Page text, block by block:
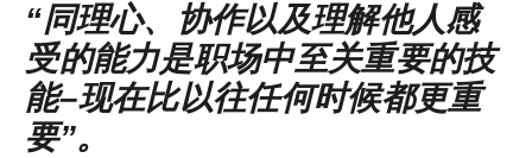
“同理心、协作以及理解他人感
受的能力是职场中至关重要的技
能–现在比以往任何时候都更重
要”。